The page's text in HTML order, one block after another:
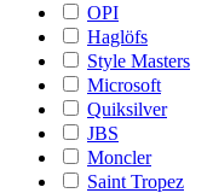
OPI
Haglöfs
Style Masters
Microsoft
Quiksilver
JBS
Moncler
Saint Tropez